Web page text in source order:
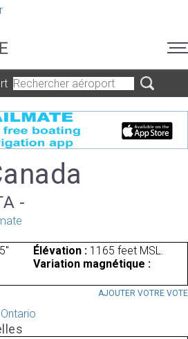
-
Élévation : 1165 feet MSL.
Variation magnétique :
AJOUTER VOTRE VOTE
Ontario